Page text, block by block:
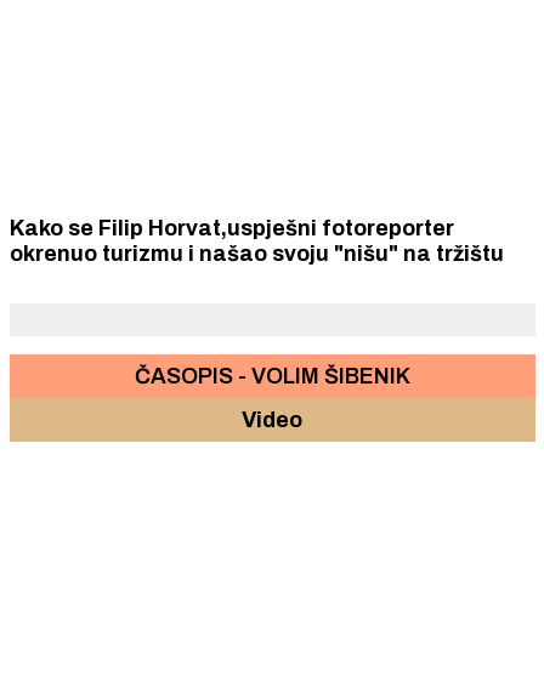
Kako se Filip Horvat,uspješni fotoreporter
okrenuo turizmu i našao svoju "nišu" na tržištu
ČASOPIS - VOLIM ŠIBENIK
Video